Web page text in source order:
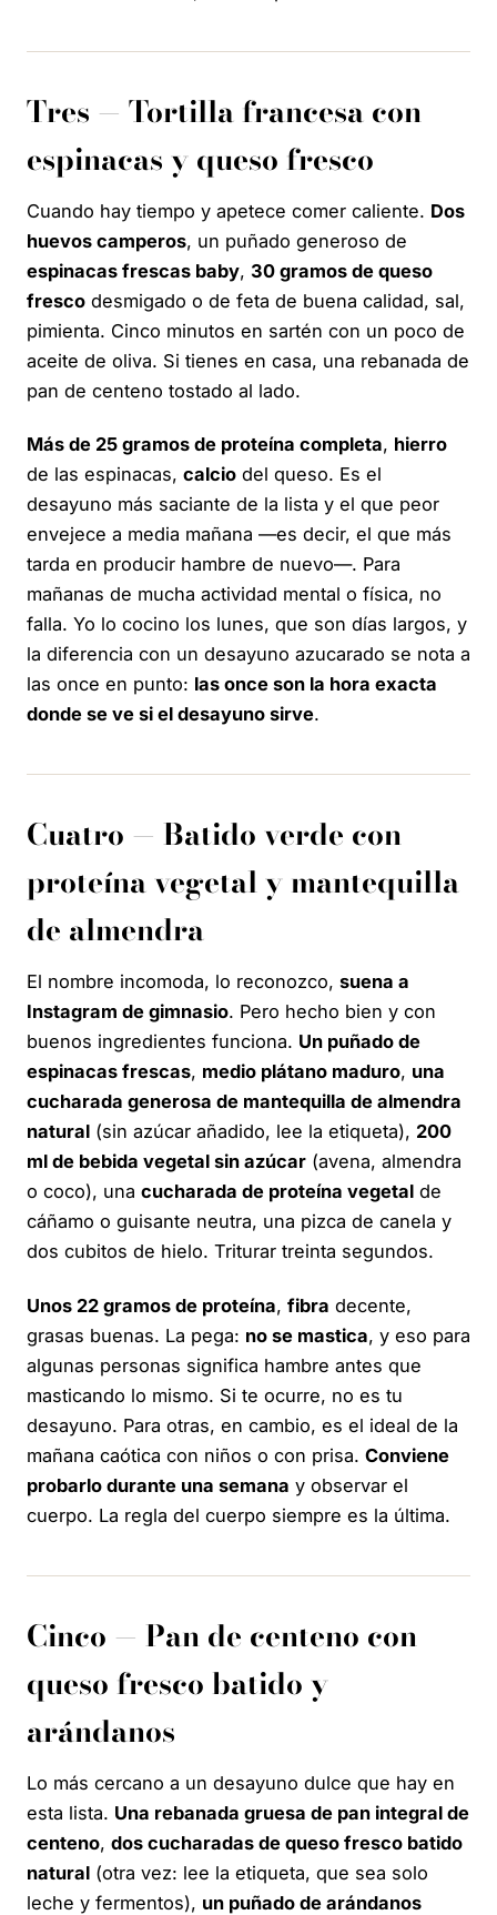
Tres — Tortilla francesa con
espinacas y queso fresco
Cuando hay tiempo y apetece comer caliente. Dos
huevos camperos, un puñado generoso de
espinacas frescas baby, 30 gramos de queso
fresco desmigado o de feta de buena calidad, sal,
pimienta. Cinco minutos en sartén con un poco de
aceite de oliva. Si tienes en casa, una rebanada de
pan de centeno tostado al lado.
Más de 25 gramos de proteína completa, hierro
de las espinacas, calcio del queso. Es el
desayuno más saciante de la lista y el que peor
envejece a media mañana —es decir, el que más
tarda en producir hambre de nuevo—. Para
mañanas de mucha actividad mental o física, no
falla. Yo lo cocino los lunes, que son días largos, y
la diferencia con un desayuno azucarado se nota a
las once en punto: las once son la hora exacta
donde se ve si el desayuno sirve.
Cuatro — Batido verde con
proteína vegetal y mantequilla
de almendra
El nombre incomoda, lo reconozco, suena a
Instagram de gimnasio. Pero hecho bien y con
buenos ingredientes funciona. Un puñado de
espinacas frescas, medio plátano maduro, una
cucharada generosa de mantequilla de almendra
natural (sin azúcar añadido, lee la etiqueta), 200
ml de bebida vegetal sin azúcar (avena, almendra
o coco), una cucharada de proteína vegetal de
cáñamo o guisante neutra, una pizca de canela y
dos cubitos de hielo. Triturar treinta segundos.
Unos 22 gramos de proteína, fibra decente,
grasas buenas. La pega: no se mastica, y eso para
algunas personas significa hambre antes que
masticando lo mismo. Si te ocurre, no es tu
desayuno. Para otras, en cambio, es el ideal de la
mañana caótica con niños o con prisa. Conviene
probarlo durante una semana y observar el
cuerpo. La regla del cuerpo siempre es la última.
Cinco — Pan de centeno con
queso fresco batido y
arándanos
Lo más cercano a un desayuno dulce que hay en
esta lista. Una rebanada gruesa de pan integral de
centeno, dos cucharadas de queso fresco batido
natural (otra vez: lee la etiqueta, que sea solo
leche y fermentos), un puñado de arándanos